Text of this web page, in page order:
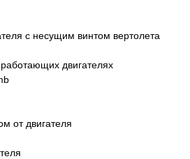
с несущим винтом вертолета
двигателях
от двигателя